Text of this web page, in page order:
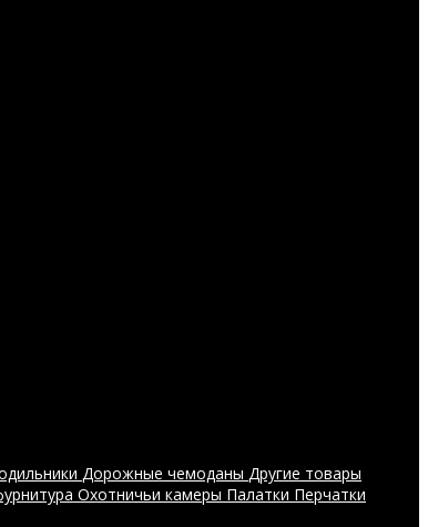
Дорожные чемоданы Другие товары
Охотничьи камеры Палатки Перчатки